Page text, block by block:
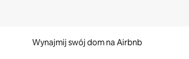
Wynajmij swój dom na Airbnb